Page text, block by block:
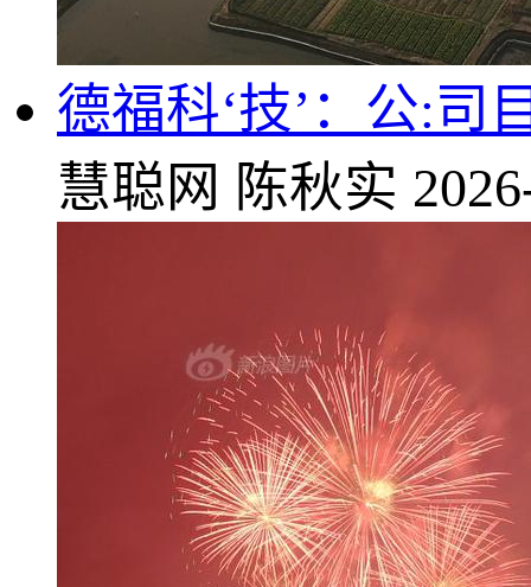
德福科‘技’：公:司
慧聪网 陈秋实